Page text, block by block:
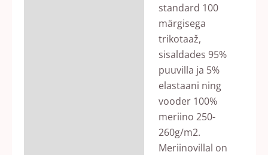
standard 100
märgisega
trikotaaž,
sisaldades 95%
puuvilla ja 5%
elastaani ning
vooder 100%
meriino 250-
260g/m2.
Meriinovillal on